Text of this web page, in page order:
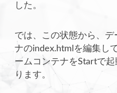
した。
では、この状態から、
ナのindex.htmlを編集し
ームコンテナをStartで
ります。